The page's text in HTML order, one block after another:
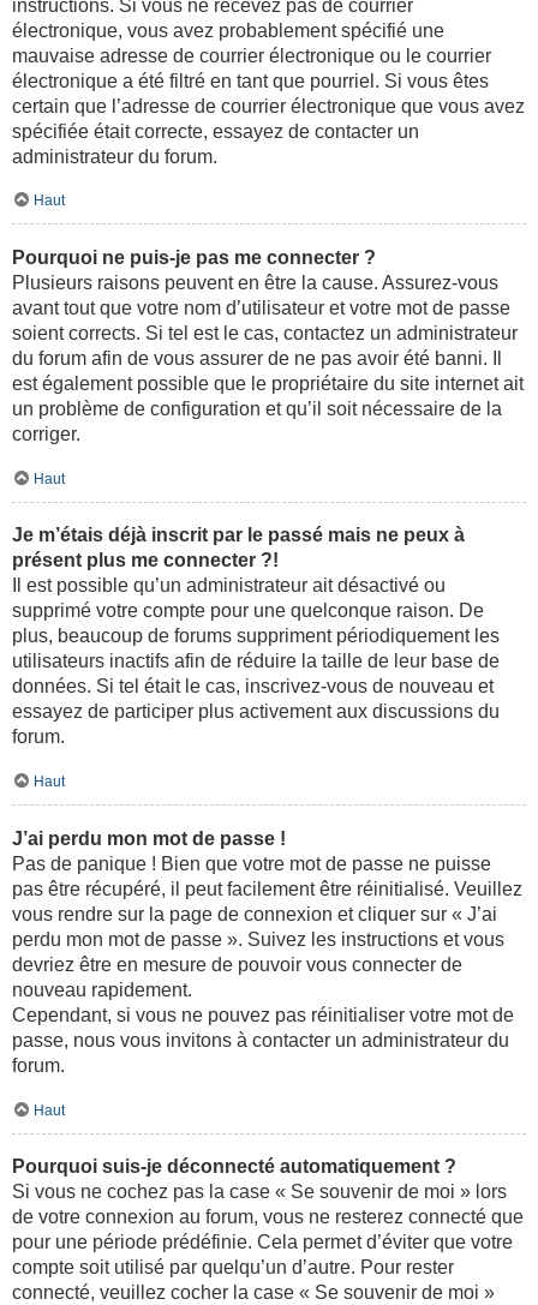
instructions. Si vous ne recevez pas de courrier
électronique, vous avez probablement spécifié une
mauvaise adresse de courrier électronique ou le courrier
électronique a été filtré en tant que pourriel. Si vous êtes
certain que l’adresse de courrier électronique que vous avez
spécifiée était correcte, essayez de contacter un
administrateur du forum.
Haut
Pourquoi ne puis-je pas me connecter ?
Plusieurs raisons peuvent en être la cause. Assurez-vous
avant tout que votre nom d’utilisateur et votre mot de passe
soient corrects. Si tel est le cas, contactez un administrateur
du forum afin de vous assurer de ne pas avoir été banni. Il
est également possible que le propriétaire du site internet ait
un problème de configuration et qu’il soit nécessaire de la
corriger.
Haut
Je m’étais déjà inscrit par le passé mais ne peux à
présent plus me connecter ?!
Il est possible qu’un administrateur ait désactivé ou
supprimé votre compte pour une quelconque raison. De
plus, beaucoup de forums suppriment périodiquement les
utilisateurs inactifs afin de réduire la taille de leur base de
données. Si tel était le cas, inscrivez-vous de nouveau et
essayez de participer plus activement aux discussions du
forum.
Haut
J’ai perdu mon mot de passe !
Pas de panique ! Bien que votre mot de passe ne puisse
pas être récupéré, il peut facilement être réinitialisé. Veuillez
vous rendre sur la page de connexion et cliquer sur « J’ai
perdu mon mot de passe ». Suivez les instructions et vous
devriez être en mesure de pouvoir vous connecter de
nouveau rapidement.
Cependant, si vous ne pouvez pas réinitialiser votre mot de
passe, nous vous invitons à contacter un administrateur du
forum.
Haut
Pourquoi suis-je déconnecté automatiquement ?
Si vous ne cochez pas la case « Se souvenir de moi » lors
de votre connexion au forum, vous ne resterez connecté que
pour une période prédéfinie. Cela permet d’éviter que votre
compte soit utilisé par quelqu’un d’autre. Pour rester
connecté, veuillez cocher la case « Se souvenir de moi »